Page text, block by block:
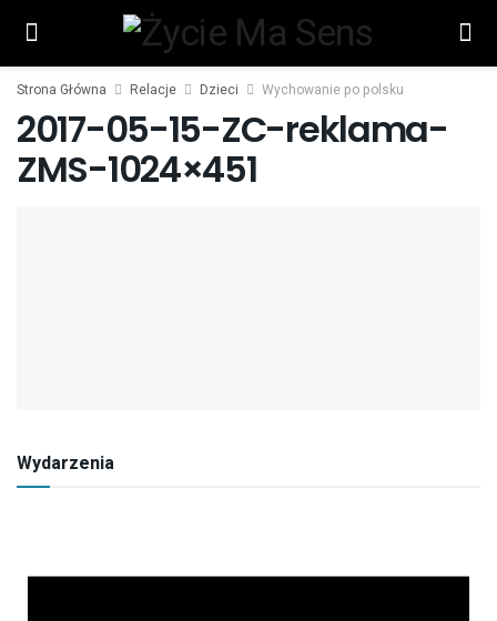
Strona Główna Relacje Dzieci Wychowanie po polsku
2017-05-15-ZC-reklama-
ZMS-1024×451
Wydarzenia